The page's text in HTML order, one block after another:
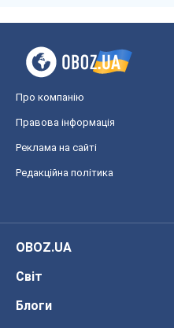
Про компанію
Правова інформація
Реклама на сайті
Редакційна політика
OBOZ.UA
Світ
Блоги